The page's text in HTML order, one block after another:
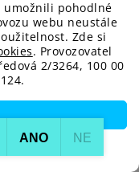
umožnili pohodlné
webu neustále
Zde si
. Provozovatel
2/3264, 100 00
M703 zelený
ANO NE